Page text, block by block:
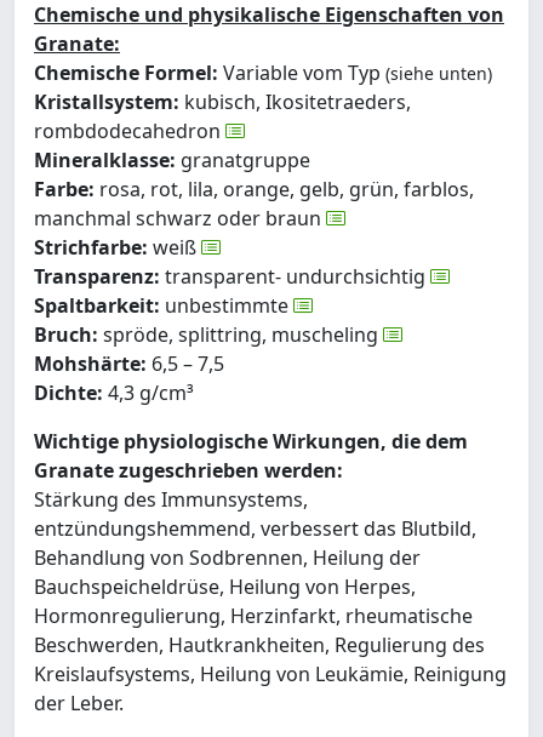
Chemische und physikalische Eigenschaften von
Granate:
Chemische Formel: Variable vom Typ (siehe unten)
Kristallsystem: kubisch, Ikositetraeders,
rombdodecahedron
Mineralklasse: granatgruppe
Farbe: rosa, rot, lila, orange, gelb, grün, farblos,
manchmal schwarz oder braun
Strichfarbe: weiß
Transparenz: transparent- undurchsichtig
Spaltbarkeit: unbestimmte
Bruch: spröde, splittring, muscheling
Mohshärte: 6,5 – 7,5
Dichte: 4,3 g/cm³
Wichtige physiologische Wirkungen, die dem
Granate zugeschrieben werden:
Stärkung des Immunsystems,
entzündungshemmend, verbessert das Blutbild,
Behandlung von Sodbrennen, Heilung der
Bauchspeicheldrüse, Heilung von Herpes,
Hormonregulierung, Herzinfarkt, rheumatische
Beschwerden, Hautkrankheiten, Regulierung des
Kreislaufsystems, Heilung von Leukämie, Reinigung
der Leber.